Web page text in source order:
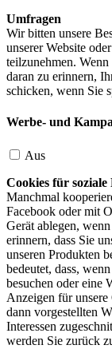
Umfragen
Wir bitten unsere
unserer Website
teilzunehmen.
daran zu erinnern,
schicken, wenn Sie
Werbe- und
Aus
Cookies für soziale
Manchmal
Facebook oder mit
Gerät ablegen,
erinnern, dass Sie
unseren Produkten
bedeutet, dass,
besuchen oder eine
Anzeigen für
dann vorgestellten
Interessen
werden Sie zurück